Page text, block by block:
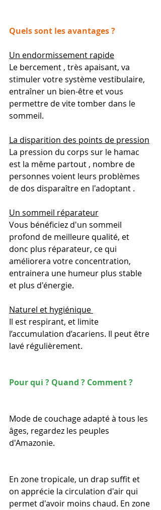
Quels sont les avantages ?
Un endormissement rapide
Le bercement , très apaisant, va
stimuler votre système vestibulaire,
entraîner un bien-être et vous
permettre de vite tomber dans le
sommeil.
La disparition des points de pression
La pression du corps sur le hamac
est la même partout , nombre de
personnes voient leurs problèmes
de dos disparaître en l'adoptant .
Un sommeil réparateur
Vous bénéficiez d'un sommeil
profond de meilleure qualité, et
donc plus réparateur, ce qui
améliorera votre concentration,
entrainera une humeur plus stable
et plus d'énergie.
Naturel et hygiénique
Il est respirant, et limite
l’accumulation d’acariens. Il peut être
lavé régulièrement.
Pour qui ? Quand ? Comment ?
Mode de couchage adapté à tous les
âges, regardez les peuples
d'Amazonie.
En zone tropicale, un drap suffit et
on apprécie la circulation d'air qui
permet d'avoir moins chaud. En zone